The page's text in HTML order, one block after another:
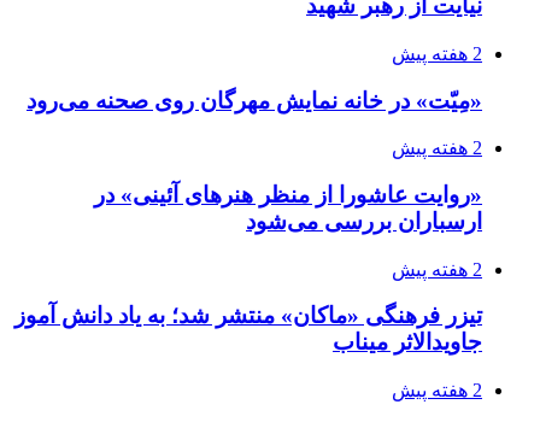
نیایت از رهبر شهید
2 هفته پیش
«مِیّت» در خانه نمایش مهرگان روی صحنه می‌رود
2 هفته پیش
«روایت عاشورا از منظر هنرهای آئینی» در
ارسباران بررسی می‌شود
2 هفته پیش
تیزر فرهنگی «ماکان» منتشر شد؛ به یاد دانش آموز
جاویدالاثر میناب
2 هفته پیش